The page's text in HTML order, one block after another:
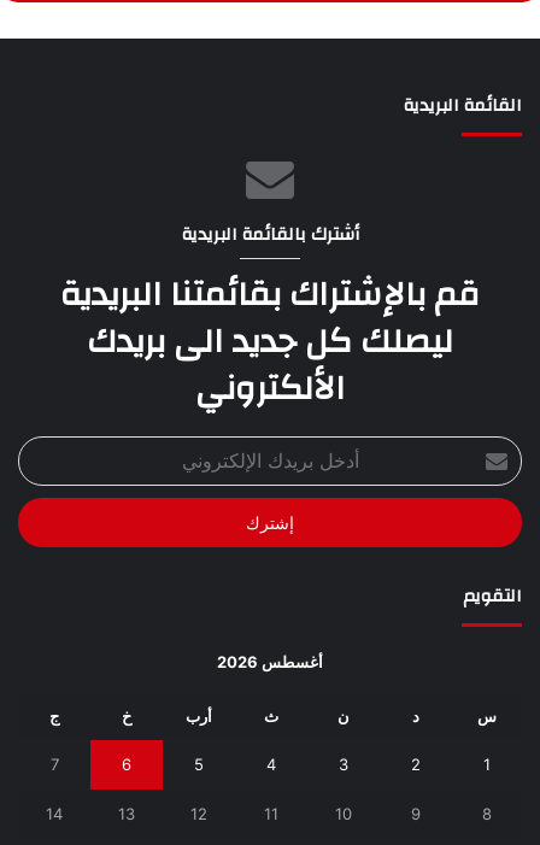
القائمة البريدية
أشترك بالقائمة البريدية
قم بالإشتراك بقائمتنا البريدية
ليصلك كل جديد الى بريدك
الألكتروني
أدخل
بريدك
الإلكتروني
التقويم
أغسطس 2026
س د ن ث أرب خ ج
1
2
3
4
5
6
7
8
9
10
11
12
13
14